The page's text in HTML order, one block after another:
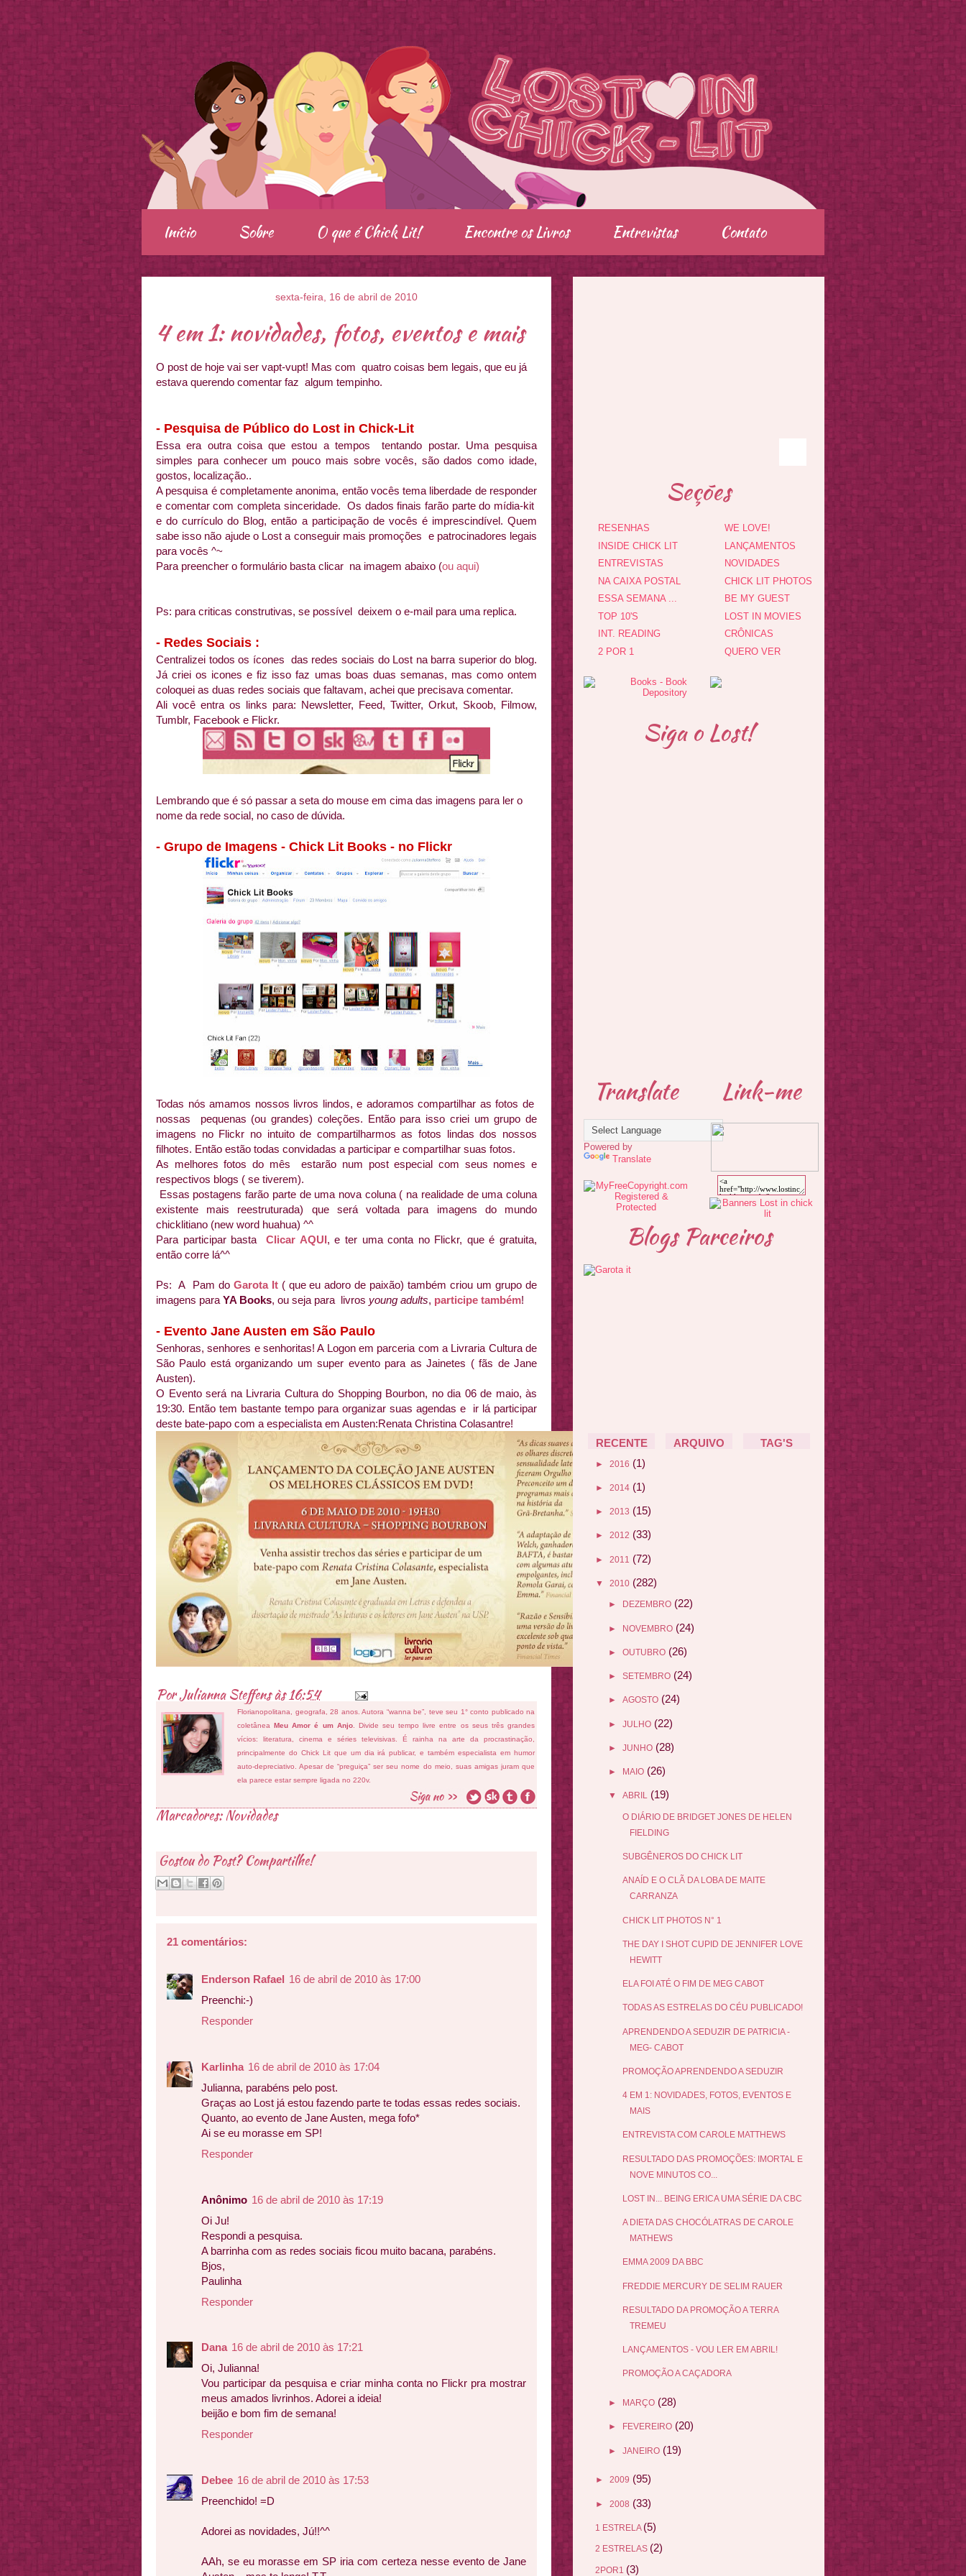
.
Início Sobre O que é Chick Lit! Encontre os Livros Entrevistas Contato
sexta-feira, 16 de abril de 2010
4 em 1: novidades, fotos, eventos e mais
O post de hoje vai ser vapt-vupt! Mas com quatro coisas bem legais, que eu já
estava querendo comentar faz algum tempinho.
- Pesquisa de Público do Lost in Chick-Lit
Essa era outra coisa que estou a tempos tentando postar. Uma pesquisa
simples para conhecer um pouco mais sobre vocês, são dados como idade,
gostos, localização..
A pesquisa é completamente anonima, então vocês tema liberdade de responder
e comentar com completa sinceridade. Os dados finais farão parte do mídia-kit
e do currículo do Blog, então a participação de vocês é imprescindível. Quem
sabe isso não ajude o Lost a conseguir mais promoções e patrocinadores legais
para vocês ^~
Para preencher o formulário basta clicar na imagem abaixo (ou aqui)
Ps: para criticas construtivas, se possível deixem o e-mail para uma replica.
- Redes Sociais :
Centralizei todos os ícones das redes sociais do Lost na barra superior do blog.
Já criei os icones e fiz isso faz umas boas duas semanas, mas como ontem
coloquei as duas redes sociais que faltavam, achei que precisava comentar.
Ali você entra os links para: Newsletter, Feed, Twitter, Orkut, Skoob, Filmow,
Tumblr, Facebook e Flickr.
Lembrando que é só passar a seta do mouse em cima das imagens para ler o
nome da rede social, no caso de dúvida.
- Grupo de Imagens - Chick Lit Books - no Flickr
Todas nós amamos nossos livros lindos, e adoramos compartilhar as fotos de
nossas pequenas (ou grandes) coleções. Então para isso criei um grupo de
imagens no Flickr no intuito de compartilharmos as fotos lindas dos nossos
filhotes. Então estão todas convidadas a participar e compartilhar suas fotos.
As melhores fotos do mês estarão num post especial com seus nomes e
respectivos blogs ( se tiverem).
Essas postagens farão parte de uma nova coluna ( na realidade de uma coluna
existente mais reestruturada) que será voltada para imagens do mundo
chicklitiano (new word huahua) ^^
Para participar bastaClicar AQUI, e ter uma conta no Flickr, que é gratuita,
então corre lá^^
Ps: A Pam do Garota It( que eu adoro de paixão) também criou um grupo de
imagens para YA Books, ou seja para livros young adults, participe também!
- Evento Jane Austen em São Paulo
Senhoras, senhores e senhoritas! A Logon em parceria com a Livraria Cultura de
São Paulo está organizando um super evento para as Jainetes ( fãs de Jane
Austen).
O Evento será na Livraria Cultura do Shopping Bourbon, no dia 06 de maio, às
19:30. Então tem bastante tempo para organizar suas agendas e ir lá participar
deste bate-papo com a especialista em Austen:Renata Christina Colasantre!
PorJulianna Steffensàs16:54
Florianopolitana, geografa, 28 anos. Autora “wanna be”, teve seu 1° conto publicado na
coletâneaMeu Amor é um Anjo. Divide seu tempo livre entre os seus três grandes
vícios: literatura, cinema e séries televisivas. É rainha na arte da procrastinação,
principalmente do Chick Lit que um dia irá publicar, e também especialista em humor
auto-depreciativo. Apesar de “preguiça” ser seu nome do meio, suas amigas juram que
ela parece estar sempre ligada no 220v.
Marcadores:Novidades
Gostou do Post? Compartilhe!
21 comentários:
Enderson Rafael 16 de abril de 2010 às 17:00
Preenchi:-)
Responder
Karlinha 16 de abril de 2010 às 17:04
Julianna, parabéns pelo post.
Graças ao Lost já estou fazendo parte te todas essas redes sociais.
Quanto, ao evento de Jane Austen, mega fofo*
Ai se eu morasse em SP!
Responder
Anônimo 16 de abril de 2010 às 17:19
Oi Ju!
Respondi a pesquisa.
A barrinha com as redes sociais ficou muito bacana, parabéns.
Bjos,
Paulinha
Responder
Dana 16 de abril de 2010 às 17:21
Oi, Julianna!
Vou participar da pesquisa e criar minha conta no Flickr pra mostrar
meus amados livrinhos. Adorei a ideia!
beijão e bom fim de semana!
Responder
Debee 16 de abril de 2010 às 17:53
Preenchido! =D
Adorei as novidades, Jú!!^^
AAh, se eu morasse em SP iria com certeza nesse evento de Jane
Seções
RESENHAS
INSIDE CHICK LIT
ENTREVISTAS
NA CAIXA POSTAL
ESSA SEMANA ...
TOP 10'S
INT. READING
2 POR 1
WE LOVE!
LANÇAMENTOS
NOVIDADES
CHICK LIT PHOTOS
BE MY GUEST
LOST IN MOVIES
CRÔNICAS
QUERO VER
Siga o Lost!
Translate
Powered by
Translate
Link-me
Blogs Parceiros
RECENTE ARQUIVO TAG'S
► 2016 (1)
► 2014 (1)
► 2013 (15)
► 2012 (33)
► 2011 (72)
▼ 2010 (282)
► DEZEMBRO (22)
► NOVEMBRO (24)
► OUTUBRO (26)
► SETEMBRO (24)
► AGOSTO (24)
► JULHO (22)
► JUNHO (28)
► MAIO (26)
▼ ABRIL (19)
O DIÁRIO DE BRIDGET JONES DE HELEN
FIELDING
SUBGÊNEROS DO CHICK LIT
ANAÍD E O CLÃ DA LOBA DE MAITE
CARRANZA
CHICK LIT PHOTOS N° 1
THE DAY I SHOT CUPID DE JENNIFER LOVE
HEWITT
ELA FOI ATÉ O FIM DE MEG CABOT
TODAS AS ESTRELAS DO CÉU PUBLICADO!
APRENDENDO A SEDUZIR DE PATRICIA -
MEG- CABOT
PROMOÇÃO APRENDENDO A SEDUZIR
4 EM 1: NOVIDADES, FOTOS, EVENTOS E
MAIS
ENTREVISTA COM CAROLE MATTHEWS
RESULTADO DAS PROMOÇÕES: IMORTAL E
NOVE MINUTOS CO...
LOST IN... BEING ERICA UMA SÉRIE DA CBC
A DIETA DAS CHOCÓLATRAS DE CAROLE
MATHEWS
EMMA 2009 DA BBC
FREDDIE MERCURY DE SELIM RAUER
RESULTADO DA PROMOÇÃO A TERRA
TREMEU
LANÇAMENTOS - VOU LER EM ABRIL!
PROMOÇÃO A CAÇADORA
► MARÇO (28)
► FEVEREIRO (20)
► JANEIRO (19)
► 2009 (95)
► 2008 (33)
1 ESTRELA (5)
2 ESTRELAS (2)
2POR1 (3)